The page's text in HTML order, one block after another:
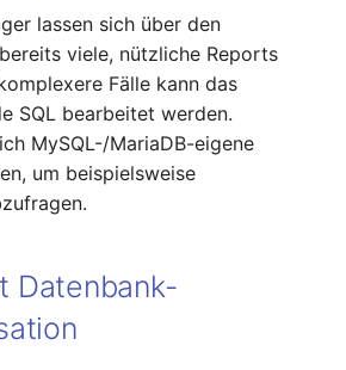
Netzwerk
Netzwerk-Interface
Netzwerk-Listener
Netzwerkport
Notfallplanzuweisung
Stromversorgung
Verstärker
Verteilerkasten
Vertrag
Virtueller Host
lassen sich über den
viele, nützliche Reports
Fälle kann das
SQL bearbeitet werden.
MySQL-/MariaDB-eigene
um beispielsweise
Datenbank-